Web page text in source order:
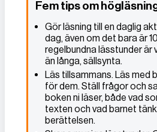
Fem tips om
Gör läsning till en daglig
dag, även om det bara är
regelbundna lässtunder är
än långa, sällsynta.
Läs tillsammans. Läs med
för dem. Ställ frågor och
boken ni läser, både vad
texten och vad barnet
berättelsen.